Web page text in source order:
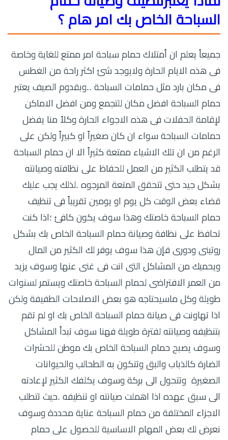
السباحة الخاص بك امر هام ؟
جميعاً يعلم ان أمتلاك حمام سباحة امر ممتع للغاية وخاصة
فى هذه الايام الحارة ولايوجد شئ اكثر راحة من الغطس
فى مكان بارد مثل حمامات السباحة ..وبقدوم الصيف يعتبر
حمام السباحة افضل مكان للتجمع ومن افضل الاماكن
لإقامة الحفلات فى هذه الاجواء الحارة وكلاً منا يفضل
حمامات السباحة سواء ان كان صغيراً او كبيراً ولكن على
الرغم من ان تلك الاشياء ممتعة كثيراً الا ان حمام السباحة
قد يتطلب الكثير من العمل للحفاظ على نظافته وصيانته
بشكل جيد حتى تتحقق المتعة المرجوه .لذلك يجب عليك
قضاء بعض الوقت كل يوم او يومين تقريباً فى تنظيف
حمام السباحة خاصتك وهذا سوف يكون كافئ ؛اذا كنت
تحافظ على نظافة وصيانة حمام السباحة الخاص بك بشكل
روتينى ودورى فإن هذا سوف يوفر لك الكثير من المال
ويحميك من المشاكل التى انت فى غنى عنها وسوف يزيد
من العمر الافتراضى لحمام السباحة خاصتك ويستمر لسنوات
طويلة وكل ماسيحتاجه هو بعض الاصلاحات الطفيفة ولكن
اذا تهاونت فى صيانة حمام السباحة الخاص بك او لم تقم
بتنظيفه وصيانته لفترة طويلة فهنا سوف تبدأ المشاكل
وسوف يصبح حمام السباحة الخاص بك موطن للحشرات
الضارة كالذباب والبق وتتكون به الطحالب والحيوانات
الصغيرة وتتحول الى بركة وسوف يكلفك الكثير لإعادته
الى سبق عهده اذا اهملت صيانته او تنظيفه .حيث تتطلب
الاجزاء المختلفة من حمام السباحة عناية محددة وسوف
نعرض لك بعض المهام الاساسية للحصول على حمام